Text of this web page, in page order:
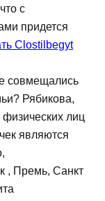
с
придется
Clostilbegyt
совмещались
Рябикова,
лиц
являются
, Премь, Санкт